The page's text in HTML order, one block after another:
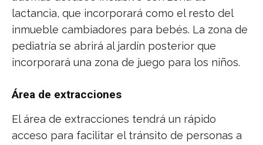
lactancia, que incorporará como el resto del
inmueble cambiadores para bebés. La zona de
pediatría se abrirá al jardín posterior que
incorporará una zona de juego para los niños.
Área de extracciones
El área de extracciones tendrá un rápido
acceso para facilitar el tránsito de personas a